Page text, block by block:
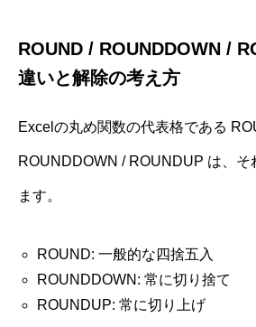
ROUND / ROUNDDOWN /
違いと解除の考え方
Excelの丸め関数の代表格である
ROUNDDOWN / ROUNDUP は、そ
ます。
ROUND: 一般的な四捨五入
ROUNDDOWN: 常に切り捨て
ROUNDUP: 常に切り上げ